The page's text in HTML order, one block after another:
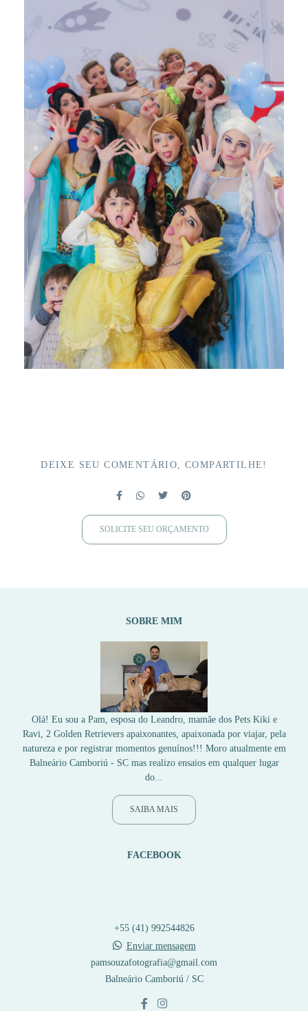
DEIXE SEU COMENTÁRIO, COMPARTILHE!
SOLICITE SEU ORÇAMENTO
SOBRE MIM
Olá! Eu sou a Pam, esposa do Leandro, mamãe dos Pets Kiki e
Ravi, 2 Golden Retrievers apaixonantes, apaixonada por viajar, pela
natureza e por registrar momentos genuínos!!! Moro atualmente em
Balneário Camboriú - SC mas realizo ensaios em qualquer lugar
do...
SAIBA MAIS
FACEBOOK
+55 (41) 992544826
Enviar mensagem
pamsouzafotografia@gmail.com
Balneário Camboriú / SC